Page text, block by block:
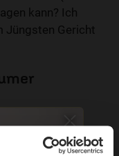
kann? Ich
Jüngsten Gericht